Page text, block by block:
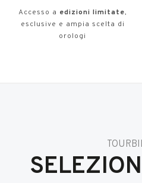
Accesso a edizioni limitate,
esclusive e ampia scelta di
orologi